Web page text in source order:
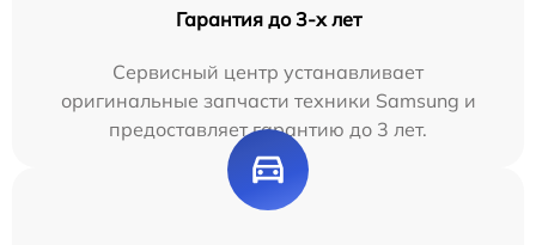
Гарантия до 3-х лет
Сервисный центр устанавливает
оригинальные запчасти техники Samsung и
предоставляет гарантию до 3 лет.